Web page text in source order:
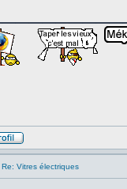
Re: Vitres électriques